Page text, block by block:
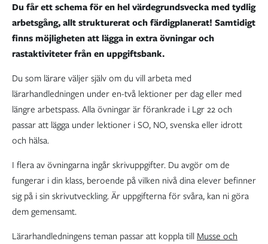
Du får ett schema för en hel värdegrundsvecka med tydlig
arbetsgång, allt strukturerat och färdigplanerat! Samtidigt
finns möjligheten att lägga in extra övningar och
rastaktiviteter från en uppgiftsbank.
Du som lärare väljer själv om du vill arbeta med
lärarhandledningen under en-två lektioner per dag eller med
längre arbetspass. Alla övningar är förankrade i Lgr 22 och
passar att lägga under lektioner i SO, NO, svenska eller idrott
och hälsa.
I flera av övningarna ingår skrivuppgifter. Du avgör om de
fungerar i din klass, beroende på vilken nivå dina elever befinner
sig på i sin skrivutveckling. Är uppgifterna för svåra, kan ni göra
dem gemensamt.
Lärarhandledningens teman passar att koppla till Musse och